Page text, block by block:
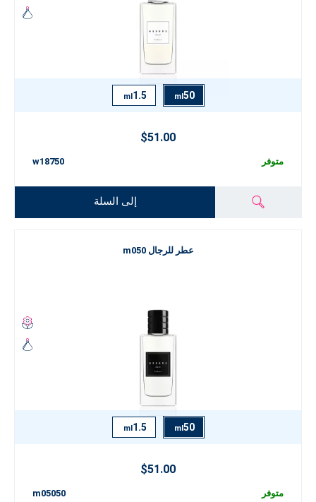
50
ml
1.5
ml
$51.00
w18750 متوفر
إلى السلة
عطر للرجال m050
50
ml
1.5
ml
$51.00
m05050 متوفر